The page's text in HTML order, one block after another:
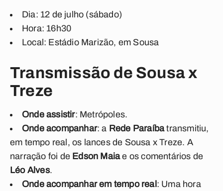
Dia: 12 de julho (sábado)
Hora: 16h30
Local: Estádio Marizão, em Sousa
Transmissão de Sousa x
Treze
Onde assistir: Metrópoles.
Onde acompanhar: a Rede Paraíbatransmitiu,
em tempo real, os lances de Sousa x Treze. A
narração foi de Edson Maiae os comentários de
Léo Alves.
Onde acompanhar em tempo real : Uma hora